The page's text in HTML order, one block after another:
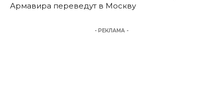
Армавира переведут в Москву
- РЕКЛАМА -